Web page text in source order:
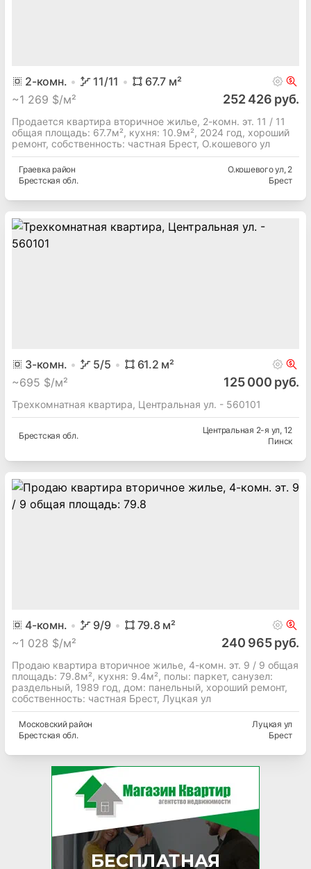
2-комн. 11/11 67.7 м²
~1 269 $/м² 252 426 руб.
Продается квартира вторичное жилье, 2-комн. эт. 11 / 11
общая площадь: 67.7м², кухня: 10.9м², 2024 год, хороший
ремонт, собственность: частная Брест, О.кошевого ул
Граевка район
Брестская обл.
О.кошевого ул, 2
Брест
3-комн. 5/5 61.2 м²
~695 $/м² 125 000 руб.
Трехкомнатная квартира, Центральная ул. - 560101
Брестская обл.
Центральная 2-я ул, 12
Пинск
4-комн. 9/9 79.8 м²
~1 028 $/м² 240 965 руб.
Продаю квартира вторичное жилье, 4-комн. эт. 9 / 9 общая
площадь: 79.8м², кухня: 9.4м², полы: паркет, cанузел:
раздельный, 1989 год, дом: панельный, хороший ремонт,
собственность: частная Брест, Луцкая ул
Московскийрайон
Брестская обл.
Луцкая ул
Брест